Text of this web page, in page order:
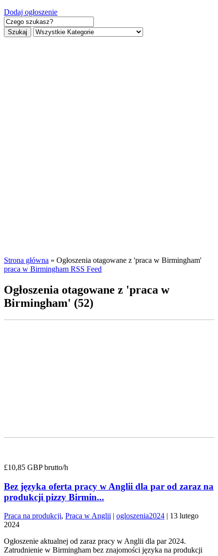
Dodaj ogłoszenie
Szukaj
Strona główna » Ogłoszenia otagowane z 'praca w Birmingham'
praca w Birmingham RSS Feed
Ogłoszenia otagowane z 'praca w
Birmingham' (52)
£10,85 GBP brutto/h
Bez języka oferta pracy w Anglii dla par od zaraz na
produkcji pizzy Birmin...
Praca na produkcji, Praca w Anglii | ogloszenia2024 | 13 lutego
2024
Ogłoszenie aktualnej od zaraz pracy w Anglii dla par 2024.
Zatrudnienie w Birmingham bez znajomości języka na produkcji